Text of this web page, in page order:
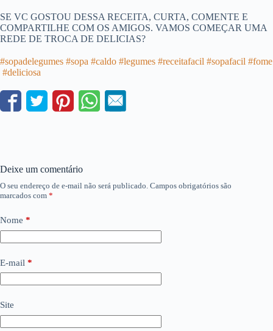
SE VC GOSTOU DESSA RECEITA, CURTA, COMENTE E
COMPARTILHE COM OS AMIGOS. VAMOS COMEÇAR UMA
REDE DE TROCA DE DELICIAS?
#sopadelegumes #sopa #caldo #legumes #receitafacil #sopafacil #fome
#deliciosa
Deixe um comentário
O seu endereço de e-mail não será publicado. Campos obrigatórios são
marcados com *
Nome *
E-mail *
Site